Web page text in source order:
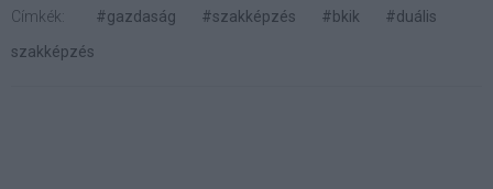
Címkék: #gazdaság #szakképzés #bkik
#duális
szakképzés